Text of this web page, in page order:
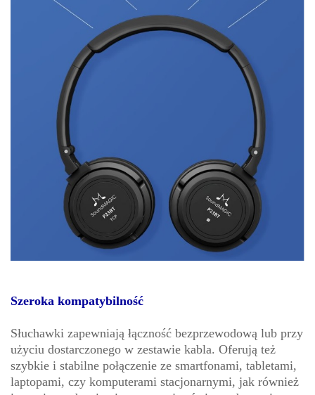
Szeroka kompatybilność
Słuchawki zapewniają łączność bezprzewodową lub przy
użyciu dostarczonego w zestawie kabla. Oferują też
szybkie i stabilne połączenie ze smartfonami, tabletami,
laptopami, czy komputerami stacjonarnymi, jak również